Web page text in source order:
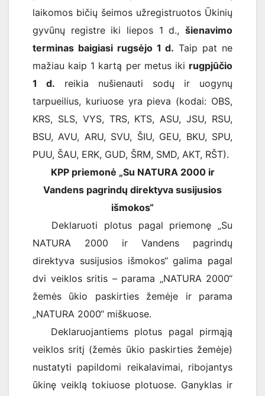
laikomos bičių šeimos užregistruotos Ūkinių
gyvūnų registre iki liepos 1 d., šienavimo
terminas baigiasi rugsėjo 1 d. Taip pat ne
mažiau kaip 1 kartą per metus iki rugpjūčio
1 d. reikia nušienauti sodų ir uogynų
tarpueilius, kuriuose yra pieva (kodai: OBS,
KRS, SLS, VYS, TRS, KTS, ASU, JSU, RSU,
BSU, AVU, ARU, SVU, ŠIU, GEU, BKU, SPU,
PUU, ŠAU, ERK, GUD, ŠRM, SMD, AKT, RŠT).
KPP priemonė „Su NATURA 2000 ir
Vandens pagrindų direktyva susijusios
išmokos“
Deklaruoti plotus pagal priemonę „Su
NATURA 2000 ir Vandens pagrindų
direktyva susijusios išmokos“ galima pagal
dvi veiklos sritis – parama „NATURA 2000“
žemės ūkio paskirties žemėje ir parama
„NATURA 2000“ miškuose.
Deklaruojantiems plotus pagal pirmąją
veiklos sritį (žemės ūkio paskirties žemėje)
nustatyti papildomi reikalavimai, ribojantys
ūkinę veiklą tokiuose plotuose. Ganyklas ir